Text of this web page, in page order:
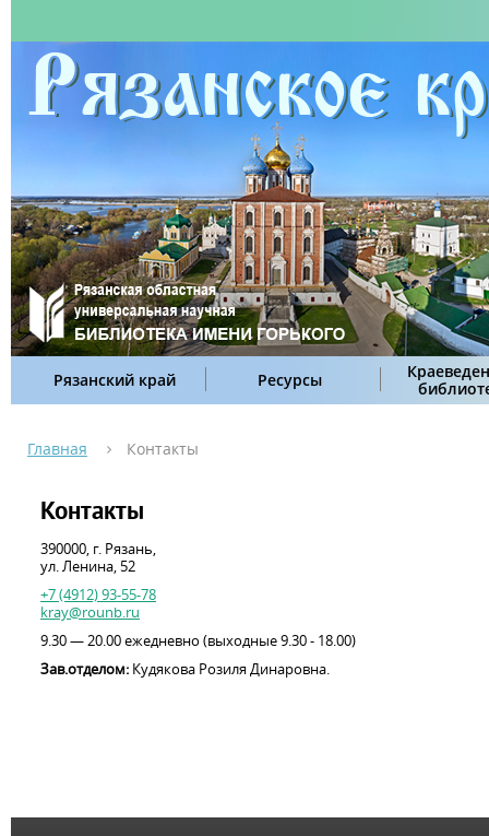
Рязанский край Ресурсы
Главная Контакты
Контакты
390000, г. Рязань,
ул. Ленина, 52
+7 (4912) 93-55-78
kray@rounb.ru
9.30 — 20.00 ежедневно (выходные 9.30 - 18.00)
Зав.отделом: Кудякова Розиля Динаровна.